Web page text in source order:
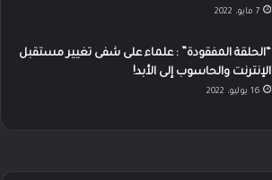
7 مايو، 2022
“الحلقة المفقودة” : علماء على شفى تغيير مستقبل
الإنترنت والحاسوب إلى الأبد!
16 يوليو، 2022